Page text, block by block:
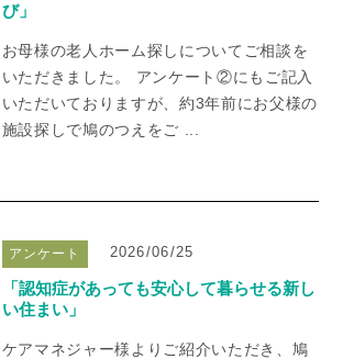
び」
お母様の老人ホーム探しについてご相談を
いただきました。 アンケート②にもご記入
いただいておりますが、約3年前にお父様の
施設探しで鳩のつえをご ...
アンケート 2026/06/25
「認知症があっても安心して暮らせる新し
い住まい」
ケアマネジャー様よりご紹介いただき、鳩